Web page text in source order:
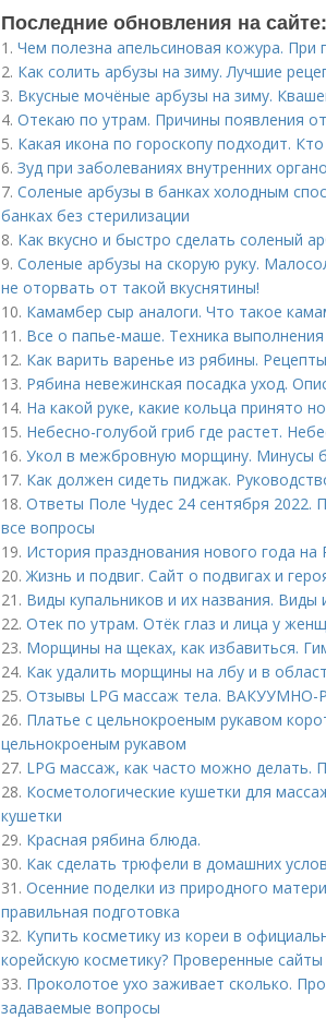
Последние обновления на сайте:
1. Чем полезна апельсиновая кожура. При
2. Как солить арбузы на зиму. Лучшие
3. Вкусные мочёные арбузы на зиму.
4. Отекаю по утрам. Причины появления
5. Какая икона по гороскопу подходит.
6. Зуд при заболеваниях внутренних
7. Соленые арбузы в банках холодным
банках без стерилизации
8. Как вкусно и быстро сделать соленый
9. Соленые арбузы на скорую руку.
не оторвать от такой вкуснятины!
10. Камамбер сыр аналоги. Что такое
11. Все о папье-маше. Техника
12. Как варить варенье из рябины.
13. Рябина невежинская посадка уход.
14. На какой руке, какие кольца принято
15. Небесно-голубой гриб где растет.
16. Укол в межбровную морщину. Минусы
17. Как должен сидеть пиджак.
18. Ответы Поле Чудес 24 сентября 2022.
все вопросы
19. История празднования нового года
20.Жизнь и подвиг. Сайт о подвигах и
21. Виды купальников и их названия. Виды
22. Отек по утрам. Отёк глаз и лица у
23. Морщины на щеках, как избавиться.
24. Как удалить морщины на лбу и в
25. Отзывы LPG массаж тела.
26. Платье с цельнокроеным рукавом
цельнокроеным рукавом
27. LPG массаж, как часто можно делать.
28. Косметологические кушетки для
кушетки
29. Красная рябина блюда.
30. Как сделать трюфели в домашних
31. Осенние поделки из природного
правильная подготовка
32. Купить косметику из кореи в
корейскую косметику? Проверенные
33. Проколотое ухо заживает сколько.
задаваемые вопросы